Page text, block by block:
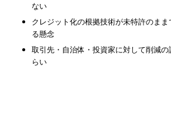
ない
クレジット化の根拠技術が未特許のま
る懸念
取引先・自治体・投資家に対して削減
らい